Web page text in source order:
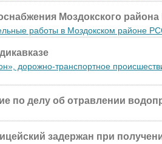
Моздокского
работы в Моздокском районе
дорожно-транспортное
по делу об отравлении
задержан при